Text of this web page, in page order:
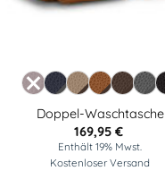
Doppel-Waschtasche
169,95 €
Enthält 19% Mwst.
Kostenloser Versand